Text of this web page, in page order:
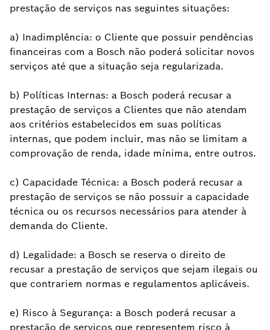
prestação de serviços nas seguintes situações:
a) Inadimplência: o Cliente que possuir pendências
financeiras com a Bosch não poderá solicitar novos
serviços até que a situação seja regularizada.
b) Políticas Internas: a Bosch poderá recusar a
prestação de serviços a Clientes que não atendam
aos critérios estabelecidos em suas políticas
internas, que podem incluir, mas não se limitam a
comprovação de renda, idade mínima, entre outros.
c) Capacidade Técnica: a Bosch poderá recusar a
prestação de serviços se não possuir a capacidade
técnica ou os recursos necessários para atender à
demanda do Cliente.
d) Legalidade: a Bosch se reserva o direito de
recusar a prestação de serviços que sejam ilegais ou
que contrariem normas e regulamentos aplicáveis.
e) Risco à Segurança: a Bosch poderá recusar a
prestação de serviços que representem risco à